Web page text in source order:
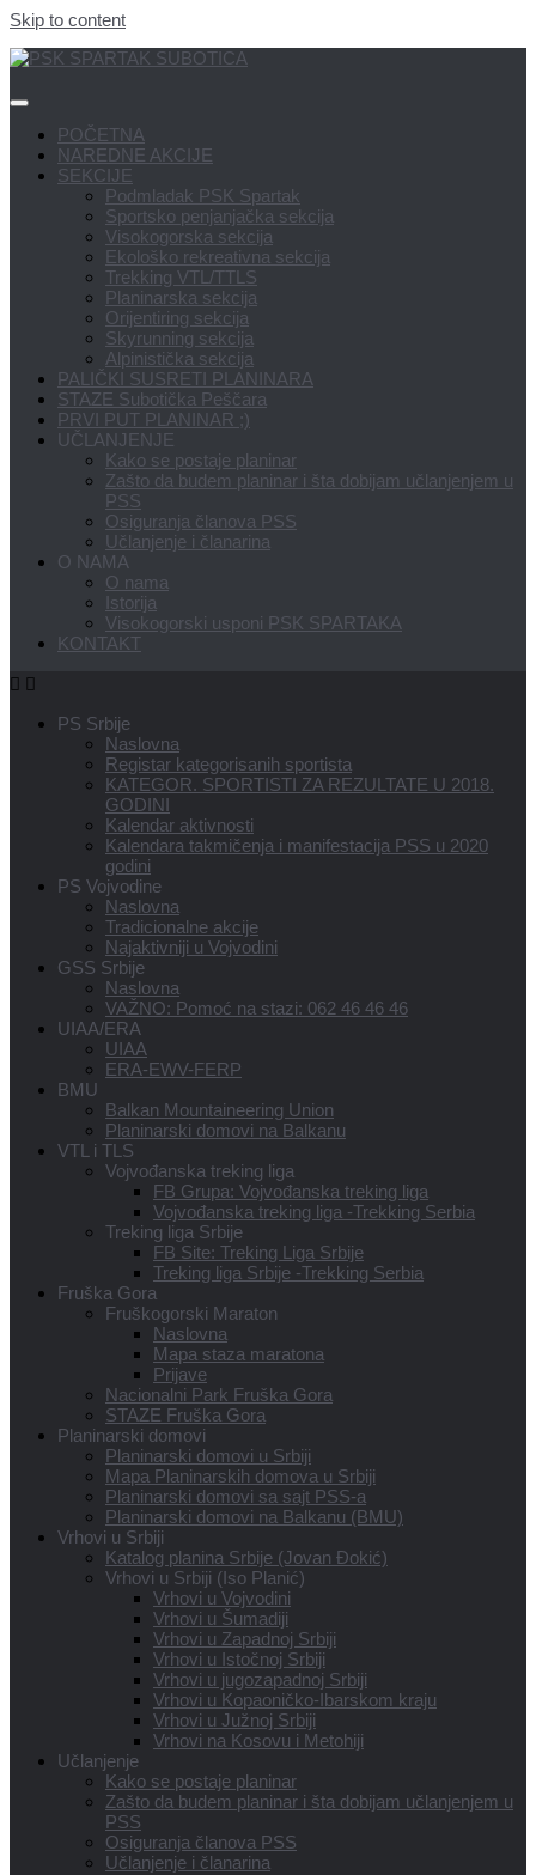
Skip to content
POČETNA
NAREDNE AKCIJE
SEKCIJE
Podmladak PSK Spartak
Sportsko penjanjačka sekcija
Visokogorska sekcija
Ekološko rekreativna sekcija
Trekking VTL/TTLS
Planinarska sekcija
Orijentiring sekcija
Skyrunning sekcija
Alpinistička sekcija
PALIČKI SUSRETI PLANINARA
STAZE Subotička Peščara
PRVI PUT PLANINAR ;)
UČLANJENJE
Kako se postaje planinar
Zašto da budem planinar i šta dobijam učlanjenjem u
PSS
Osiguranja članova PSS
Učlanjenje i članarina
O NAMA
O nama
Istorija
Visokogorski usponi PSK SPARTAKA
KONTAKT
PS Srbije
Naslovna
Registar kategorisanih sportista
KATEGOR. SPORTISTI ZA REZULTATE U 2018.
GODINI
Kalendar aktivnosti
Kalendara takmičenja i manifestacija PSS u 2020
godini
PS Vojvodine
Naslovna
Tradicionalne akcije
Najaktivniji u Vojvodini
GSS Srbije
Naslovna
VAŽNO: Pomoć na stazi: 062 46 46 46
UIAA/ERA
UIAA
ERA-EWV-FERP
BMU
Balkan Mountaineering Union
Planinarski domovi na Balkanu
VTL i TLS
Vojvođanska treking liga
FB Grupa: Vojvođanska treking liga
Vojvođanska treking liga -Trekking Serbia
Treking liga Srbije
FB Site: Treking Liga Srbije
Treking liga Srbije -Trekking Serbia
Fruška Gora
Fruškogorski Maraton
Naslovna
Mapa staza maratona
Prijave
Nacionalni Park Fruška Gora
STAZE Fruška Gora
Planinarski domovi
Planinarski domovi u Srbiji
Mapa Planinarskih domova u Srbiji
Planinarski domovi sa sajt PSS-a
Planinarski domovi na Balkanu (BMU)
Vrhovi u Srbiji
Katalog planina Srbije (Jovan Đokić)
Vrhovi u Srbiji (Iso Planić)
Vrhovi u Vojvodini
Vrhovi u Šumadiji
Vrhovi u Zapadnoj Srbiji
Vrhovi u Istočnoj Srbiji
Vrhovi u jugozapadnoj Srbiji
Vrhovi u Kopaoničko-Ibarskom kraju
Vrhovi u Južnoj Srbiji
Vrhovi na Kosovu i Metohiji
Učlanjenje
Kako se postaje planinar
Zašto da budem planinar i šta dobijam učlanjenjem u
PSS
Osiguranja članova PSS
Učlanjenje i članarina